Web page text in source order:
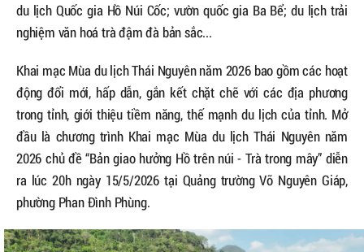
du lịch Quốc gia Hồ Núi Cốc; vườn quốc gia Ba Bể; du lịch trải
nghiệm văn hoá trà đậm đà bản sắc...
Khai mạc Mùa du lịch Thái Nguyên năm 2026 bao gồm các hoạt
động đổi mới, hấp dẫn, gắn kết chặt chẽ với các địa phương
trong tỉnh, giới thiệu tiềm năng, thế mạnh du lịch của tỉnh. Mở
đầu là chương trình Khai mạc Mùa du lịch Thái Nguyên năm
2026 chủ đề “Bản giao hưởng Hồ trên núi - Trà trong mây” diễn
ra lúc 20h ngày 15/5/2026 tại Quảng trường Võ Nguyên Giáp,
phường Phan Đình Phùng.